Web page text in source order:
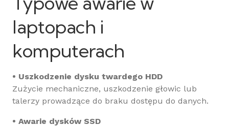
laptopach i
komputerach
• Uszkodzenie dysku twardego HDD
Zużycie mechaniczne, uszkodzenie głowic lub
talerzy prowadzące do braku dostępu do danych.
• Awarie dysków SSD